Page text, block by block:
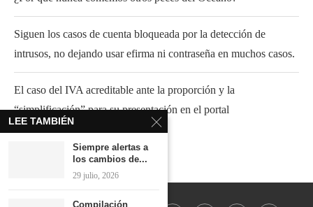
Siguen los casos de cuenta bloqueada por la detección de
intrusos, no dejando usar efirma ni contraseña en muchos casos.
El caso del IVA acreditable ante la proporción y la
“simplificación” para su presentación en el portal
LEE TAMBIÉN
Siempre alertas a
los cambios de...
29 julio, 2026
Compilación